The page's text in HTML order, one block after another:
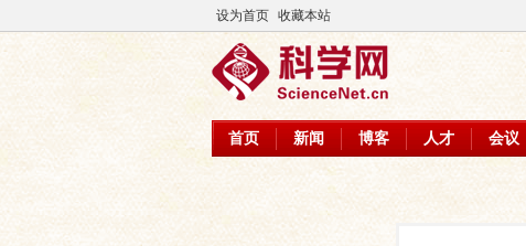
设为首页 收藏本站
首页 新闻 博客 人才 会议